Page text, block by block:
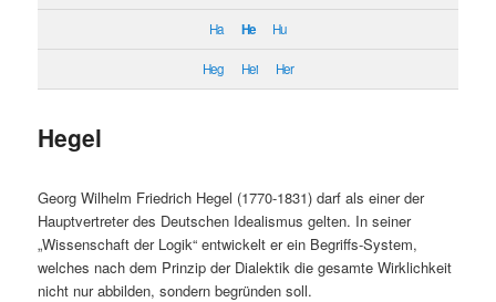
Ha He Hu
Heg Hei Her
Hegel
Georg Wilhelm Friedrich Hegel (1770-1831) darf als einer der
Hauptvertreter des Deutschen Idealismus gelten. In seiner
„Wissenschaft der Logik“ entwickelt er ein Begriffs-System,
welches nach dem Prinzip der Dialektik die gesamte Wirklichkeit
nicht nur abbilden, sondern begründen soll.